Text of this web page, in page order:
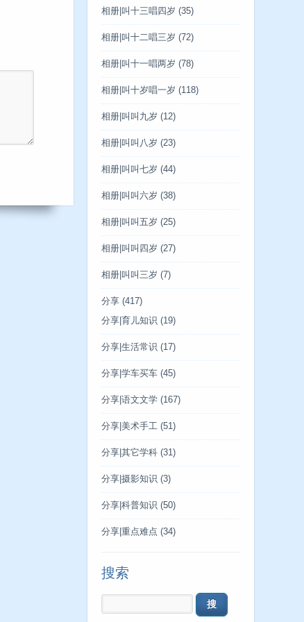
相册|叫十三唱四岁 (35)
相册|叫十二唱三岁 (72)
相册|叫十一唱两岁 (78)
相册|叫十岁唱一岁 (118)
相册|叫叫九岁 (12)
相册|叫叫八岁 (23)
相册|叫叫七岁 (44)
相册|叫叫六岁 (38)
相册|叫叫五岁 (25)
相册|叫叫四岁 (27)
相册|叫叫三岁 (7)
分享 (417)
分享|育儿知识 (19)
分享|生活常识 (17)
分享|学车买车 (45)
分享|语文文学 (167)
分享|美术手工 (51)
分享|其它学科 (31)
分享|摄影知识 (3)
分享|科普知识 (50)
分享|重点难点 (34)
搜索